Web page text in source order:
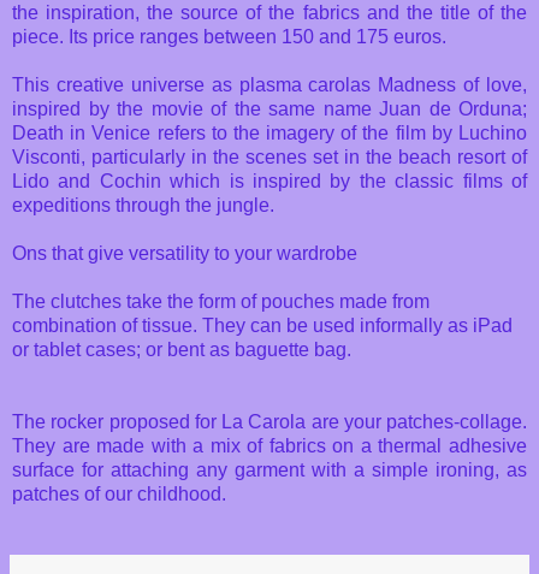
the inspiration, the source of the fabrics and the title of the
piece. Its price ranges between 150 and 175 euros.
This creative universe as plasma carolas Madness of love,
inspired by the movie of the same name Juan de Orduna;
Death in Venice refers to the imagery of the film by Luchino
Visconti, particularly in the scenes set in the beach resort of
Lido and Cochin which is inspired by the classic films of
expeditions through the jungle.
Ons that give versatility to your wardrobe
The clutches take the form of pouches made ​​from
combination of tissue. They can be used informally as iPad
or tablet cases; or bent as baguette bag.
The rocker proposed for La Carola are your patches-collage.
They are made with a mix of fabrics on a thermal adhesive
surface for attaching any garment with a simple ironing, as
patches of our childhood.